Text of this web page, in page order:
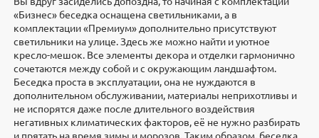
«Бизнес» беседка оснащена светильниками, а в
комплектации «Премиум» дополнительно присутствуют
светильники на улице. Здесь же можно найти и уютное
кресло-мешок. Все элементы декора и отделки гармонично
сочетаются между собой и с окружающим ландшафтом.
Беседка проста в эксплуатации, она не нуждаются в
дополнительном обслуживании, материалы неприхотливы и
не испорятся даже после длительного воздействия
негативных климатических факторов, её не нужно разбирать
и прятать на время зимы и морозов. Таким образом, беседка